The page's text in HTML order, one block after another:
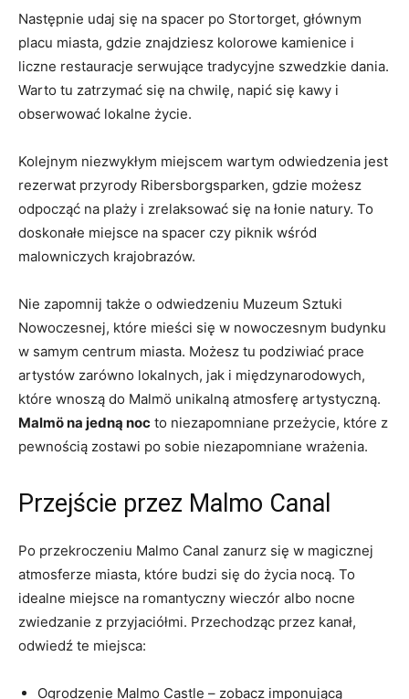
Następnie udaj się ⁤na spacer‌ po Stortorget, głównym
placu⁤ miasta, gdzie znajdziesz kolorowe kamienice i
liczne restauracje serwujące tradycyjne szwedzkie dania.
Warto tu zatrzymać się na chwilę, napić się kawy i
obserwować ⁤lokalne życie.
Kolejnym niezwykłym‌ miejscem wartym odwiedzenia jest
rezerwat przyrody Ribersborgsparken, gdzie możesz
odpocząć na‌ plaży i zrelaksować się na‌ łonie natury.‍ To
doskonałe miejsce ​na spacer czy piknik wśród
malowniczych krajobrazów.
Nie ⁣zapomnij‌ także ⁣o odwiedzeniu Muzeum⁣ Sztuki
Nowoczesnej, które mieści się w nowoczesnym budynku
w samym centrum miasta. Możesz tu podziwiać prace
artystów zarówno‍ lokalnych, ⁤jak i międzynarodowych,
które wnoszą do Malmö unikalną atmosferę artystyczną.
Malmö na jedną‍ noc to niezapomniane przeżycie, które z
pewnością zostawi po sobie niezapomniane⁢ wrażenia.
Przejście przez Malmo Canal
Po przekroczeniu Malmo Canal zanurz się w magicznej
atmosferze miasta, które budzi się do życia ​nocą.‌ To
idealne miejsce ⁢na romantyczny wieczór albo nocne
zwiedzanie z przyjaciółmi. Przechodząc‍ przez kanał,
odwiedź te miejsca:
Ogrodzenie Malmo Castle – ⁣zobacz⁤ imponującą